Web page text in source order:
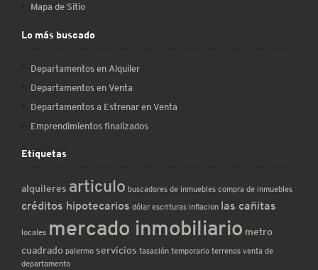
Mapa de Sitio
Lo más buscado
Departamentos en Alquiler
Departamentos en Venta
Departamentos a Estrenar en Venta
Emprendimientos finalizados
Etiquetas
alquileres articulo buscadores de inmuebles compra de inmuebles
créditos hipotecarios dólar escrituras inflacion las cañitas
locales mercado inmobiliario metro
cuadrado palermo servicios tasación temporario terrenos venta de
departamento